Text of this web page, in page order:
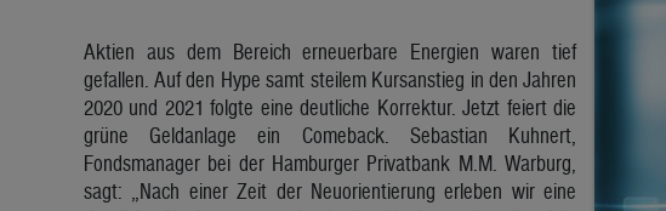
Aktien aus dem Bereich erneuerbare Energien waren tief
gefallen. Auf den Hype samt steilem Kursanstieg in den Jahren
2020 und 2021 folgte eine deutliche Korrektur. Jetzt feiert die
grüne Geldanlage ein Comeback. Sebastian Kuhnert,
Fondsmanager bei der Hamburger Privatbank M.M. Warburg,
sagt: „Nach einer Zeit der Neuorientierung erleben wir eine